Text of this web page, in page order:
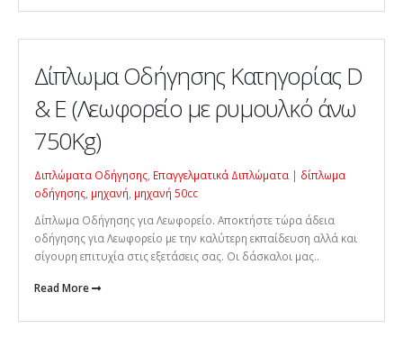
Δίπλωμα Οδήγησης Κατηγορίας D
& Ε (Λεωφορείο με ρυμουλκό άνω
750Kg)
Διπλώματα Οδήγησης Επαγγελματικά Διπλώματα | δίπλωμα
οδήγησης μηχανή μηχανή 50cc
Δίπλωμα Οδήγησης για Λεωφορείο. Αποκτήστε τώρα άδεια
οδήγησης για Λεωφορείο με την καλύτερη εκπαίδευση αλλά και
σίγουρη επιτυχία στις εξετάσεις σας. Οι δάσκαλοι μας..
Read More